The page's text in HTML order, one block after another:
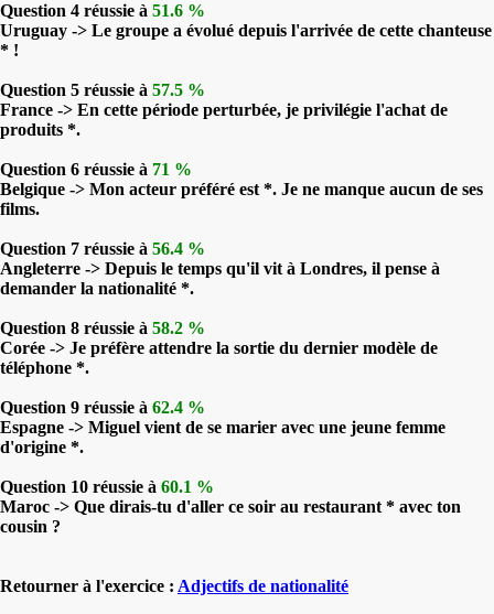
Question 4 réussie à 51.6 %
Uruguay -> Le groupe a évolué depuis l'arrivée de cette chanteuse
* !
Question 5 réussie à 57.5 %
France -> En cette période perturbée, je privilégie l'achat de
produits *.
Question 6 réussie à 71 %
Belgique -> Mon acteur préféré est *. Je ne manque aucun de ses
films.
Question 7 réussie à 56.4 %
Angleterre -> Depuis le temps qu'il vit à Londres, il pense à
demander la nationalité *.
Question 8 réussie à 58.2 %
Corée -> Je préfère attendre la sortie du dernier modèle de
téléphone *.
Question 9 réussie à 62.4 %
Espagne -> Miguel vient de se marier avec une jeune femme
d'origine *.
Question 10 réussie à 60.1 %
Maroc -> Que dirais-tu d'aller ce soir au restaurant * avec ton
cousin ?
Retourner à l'exercice : Adjectifs de nationalité